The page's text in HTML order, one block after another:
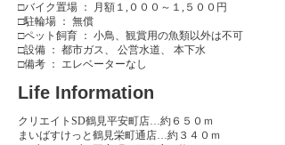
□バイク置場 ： 月額１,０００～１,５００円
□駐輪場 ： 無償
□ペット飼育 ： 小鳥、観賞用の魚類以外は不可
□設備 ： 都市ガス、 公営水道、 本下水
□備考 ： エレベーターなし
Life Information
クリエイトSD鶴見平安町店…約６５０ｍ
まいばすけっと鶴見栄町通店…約３４０ｍ